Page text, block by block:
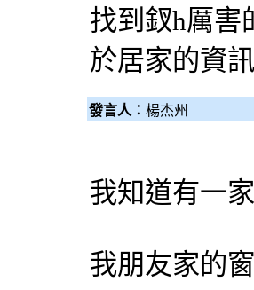
找到釵h厲害
於居家的資
發言人： 楊杰州
我知道有一
我朋友家的